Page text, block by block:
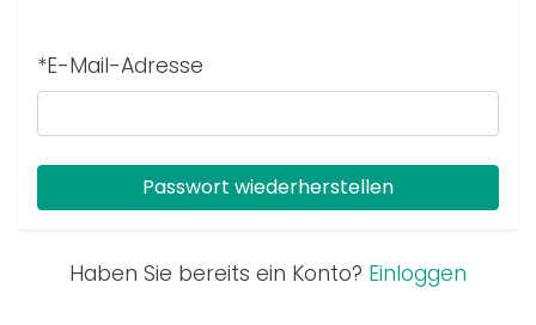
*E-Mail-Adresse
Haben Sie bereits ein Konto? Einloggen